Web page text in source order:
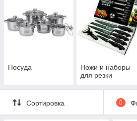
Посуда
Ножи и наборы
для резки
Сортировка 0